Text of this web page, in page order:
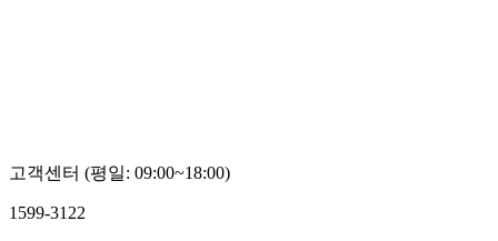
고객센터 (평일: 09:00~18:00)
1599-3122